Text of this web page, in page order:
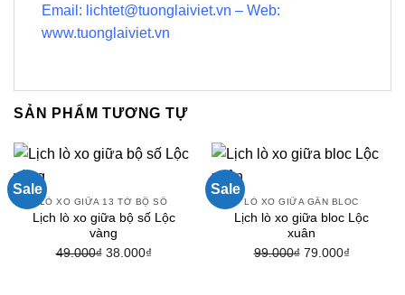
Email: lichtet@tuonglaiviet.vn – Web:
www.tuonglaiviet.vn
SẢN PHẨM TƯƠNG TỰ
Sale
LÒ XO GIỮA 13 TỜ BỘ SỐ
Lịch lò xo giữa bộ số Lộc
vàng
49.000₫ Giá
38.000₫Giá
Sale
LÒ XO GIỮA GẮN BLOC
Lịch lò xo giữa bloc Lộc
xuân
99.000₫ Giá
79.000₫Giá